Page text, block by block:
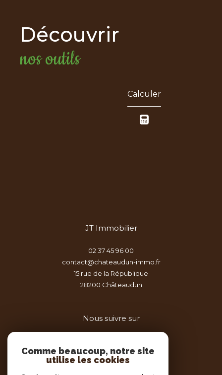
découvrir
nos outils
Calculer
JT Immobilier
02 37 45 96 00
contact@chateaudun-immo.fr
15 rue de la République
28200
châteaudun
Nous suivre sur
Comme beaucoup, notre site
utilise les cookies